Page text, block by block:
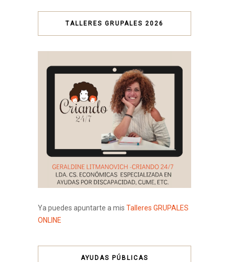
TALLERES GRUPALES 2026
Ya puedes apuntarte a mis Talleres GRUPALES
ONLINE
AYUDAS PÚBLICAS